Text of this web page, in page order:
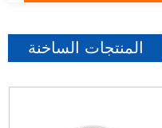
المنتجات الساخنة